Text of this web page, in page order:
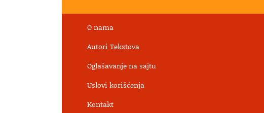
O nama
Autori Tekstova
Oglašavanje na sajtu
Uslovi korišćenja
Kontakt